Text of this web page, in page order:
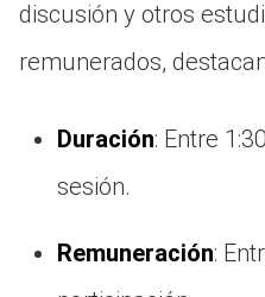
discusión y otros
remunerados,
Duración: Entre
sesión.
Remuneración: